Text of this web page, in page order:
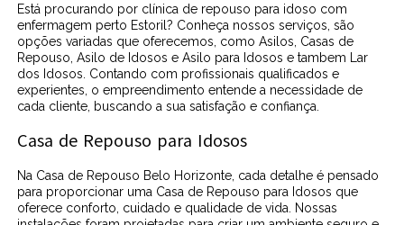
Está procurando por clínica de repouso para idoso com
enfermagem perto Estoril? Conheça nossos serviços, são
opções variadas que oferecemos, como Asilos, Casas de
Repouso, Asilo de Idosos e Asilo para Idosos e tambem Lar
dos Idosos. Contando com profissionais qualificados e
experientes, o empreendimento entende a necessidade de
cada cliente, buscando a sua satisfação e confiança.
Casa de Repouso para Idosos
Na Casa de Repouso Belo Horizonte, cada detalhe é pensado
para proporcionar uma Casa de Repouso para Idosos que
oferece conforto, cuidado e qualidade de vida. Nossas